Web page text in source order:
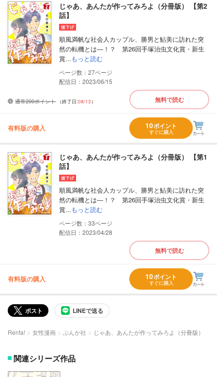
じゃあ、あんたが作ってみろよ（分冊版） 【第2
話】
順風満帆な社会人カップル、勝男と鮎美に訪れた突
然の転機とは―！？ 第26回手塚治虫文化賞・新生
賞...もっと読む
27
配信日：2023/06/15
通常200ポイント （終了日:08/13） 無料で読む
有料版の購入 10ポイント
すぐに購入
じゃあ、あんたが作ってみろよ（分冊版） 【第1
話】
順風満帆な社会人カップル、勝男と鮎美に訪れた突
然の転機とは―！？ 第26回手塚治虫文化賞・新生
賞...もっと読む
33
配信日：2023/04/28
無料で読む
有料版の購入 10ポイント
すぐに購入
ポスト LINEで送る
Renta! 女性漫画 ぶんか社 じゃあ、あんたが作ってみろよ（分冊版）
関連シリーズ作品